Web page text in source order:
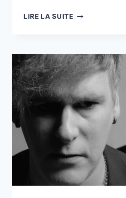
LIRE LA SUITEL’ENTRETIEN
OWENS